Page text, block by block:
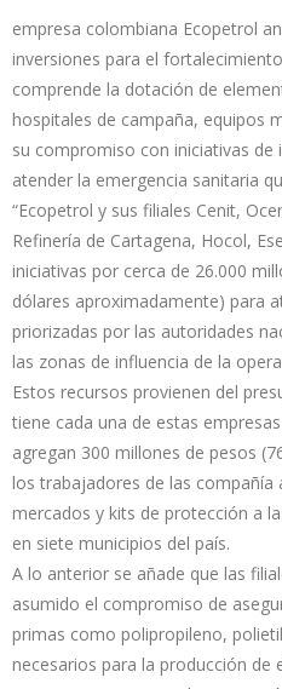
empresa colombiana Ecopetrol
inversiones para el
comprende la dotación de
hospitales de campaña, equipos
su compromiso con iniciativas de
atender la emergencia sanitaria
“Ecopetrol y sus filiales Cenit,
Refinería de Cartagena, Hocol,
iniciativas por cerca de 26.000
dólares aproximadamente) para
priorizadas por las autoridades
las zonas de influencia de la
Estos recursos provienen del
tiene cada una de estas
agregan 300 millones de pesos
los trabajadores de las compañía
mercados y kits de protección a
en siete municipios del país.
A lo anterior se añade que las
asumido el compromiso de
primas como polipropileno,
necesarios para la producción de